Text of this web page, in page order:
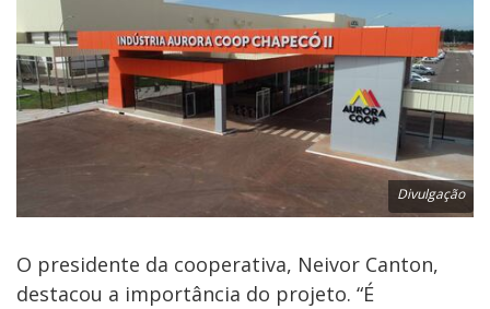
Divulgação
O presidente da cooperativa, Neivor Canton,
destacou a importância do projeto. “É